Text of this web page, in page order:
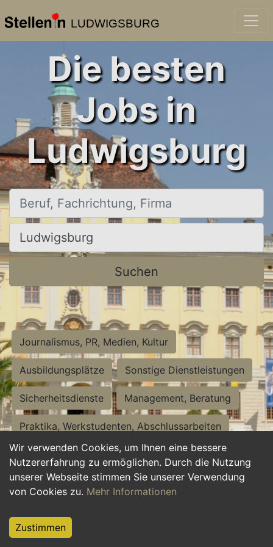
LUDWIGSBURG
Wir verwenden Cookies, um Ihnen eine bessere
Nutzererfahrung zu ermöglichen. Durch die Nutzung
unserer Webseite stimmen Sie unserer Verwendung
von Cookies zu. Mehr Informationen
Zustimmen
Die besten
Jobs in
Ludwigsburg
Beruf, Fachrichtung, Firma
Ort, Stadt
Suchen
Journalismus, PR, Medien, Kultur
Ausbildungsplätze Sonstige Dienstleistungen
Sicherheitsdienste Management, Beratung
Praktika, Werkstudenten, Abschlussarbeiten
Personalwesen Assistenz, Sekretariat
Hilfskräfte, Aushilfs- und Nebenjobs
Weiterbildung, Studium, duale Ausbildung